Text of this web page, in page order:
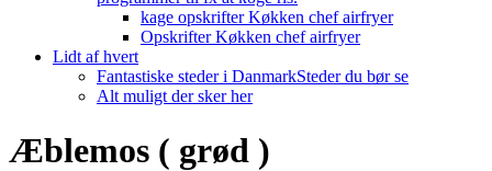
kage opskrifter Køkken chef airfryer
Opskrifter Køkken chef airfryer
Lidt af hvert
Fantastiske steder i DanmarkSteder du bør se
Alt muligt der sker her
Æblemos ( grød )